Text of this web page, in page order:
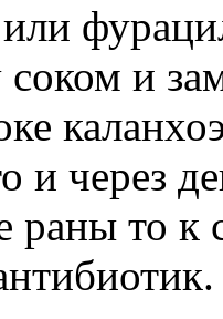
или
и
и через
то к